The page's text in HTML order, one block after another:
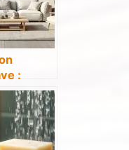
:
du bois
le salon